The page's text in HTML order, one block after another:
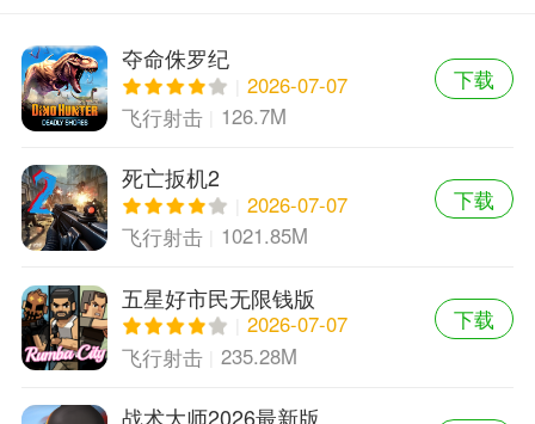
夺命侏罗纪
2026-07-07
飞行射击
126.7M
下载
死亡扳机2
2026-07-07
飞行射击
1021.85M
下载
五星好市民无限钱版
2026-07-07
飞行射击
235.28M
下载
战术大师2026最新版